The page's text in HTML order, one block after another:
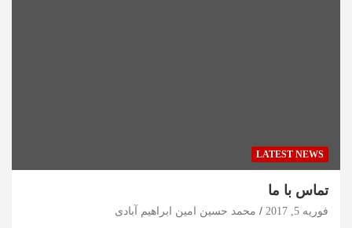
LATEST NEWS
تماس با ما
فوریه 5, 2017 محمد حسین امین ابراهیم آبادی